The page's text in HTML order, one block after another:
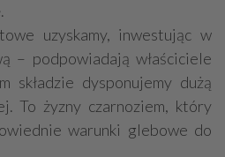
uzyskamy, inwestując w
– podpowiadają właściciele
składzie dysponujemy dużą
To żyzny czarnoziem, który
warunki glebowe do